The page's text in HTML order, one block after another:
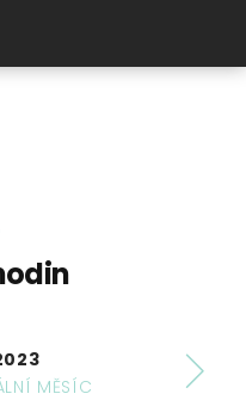
MĚSÍC